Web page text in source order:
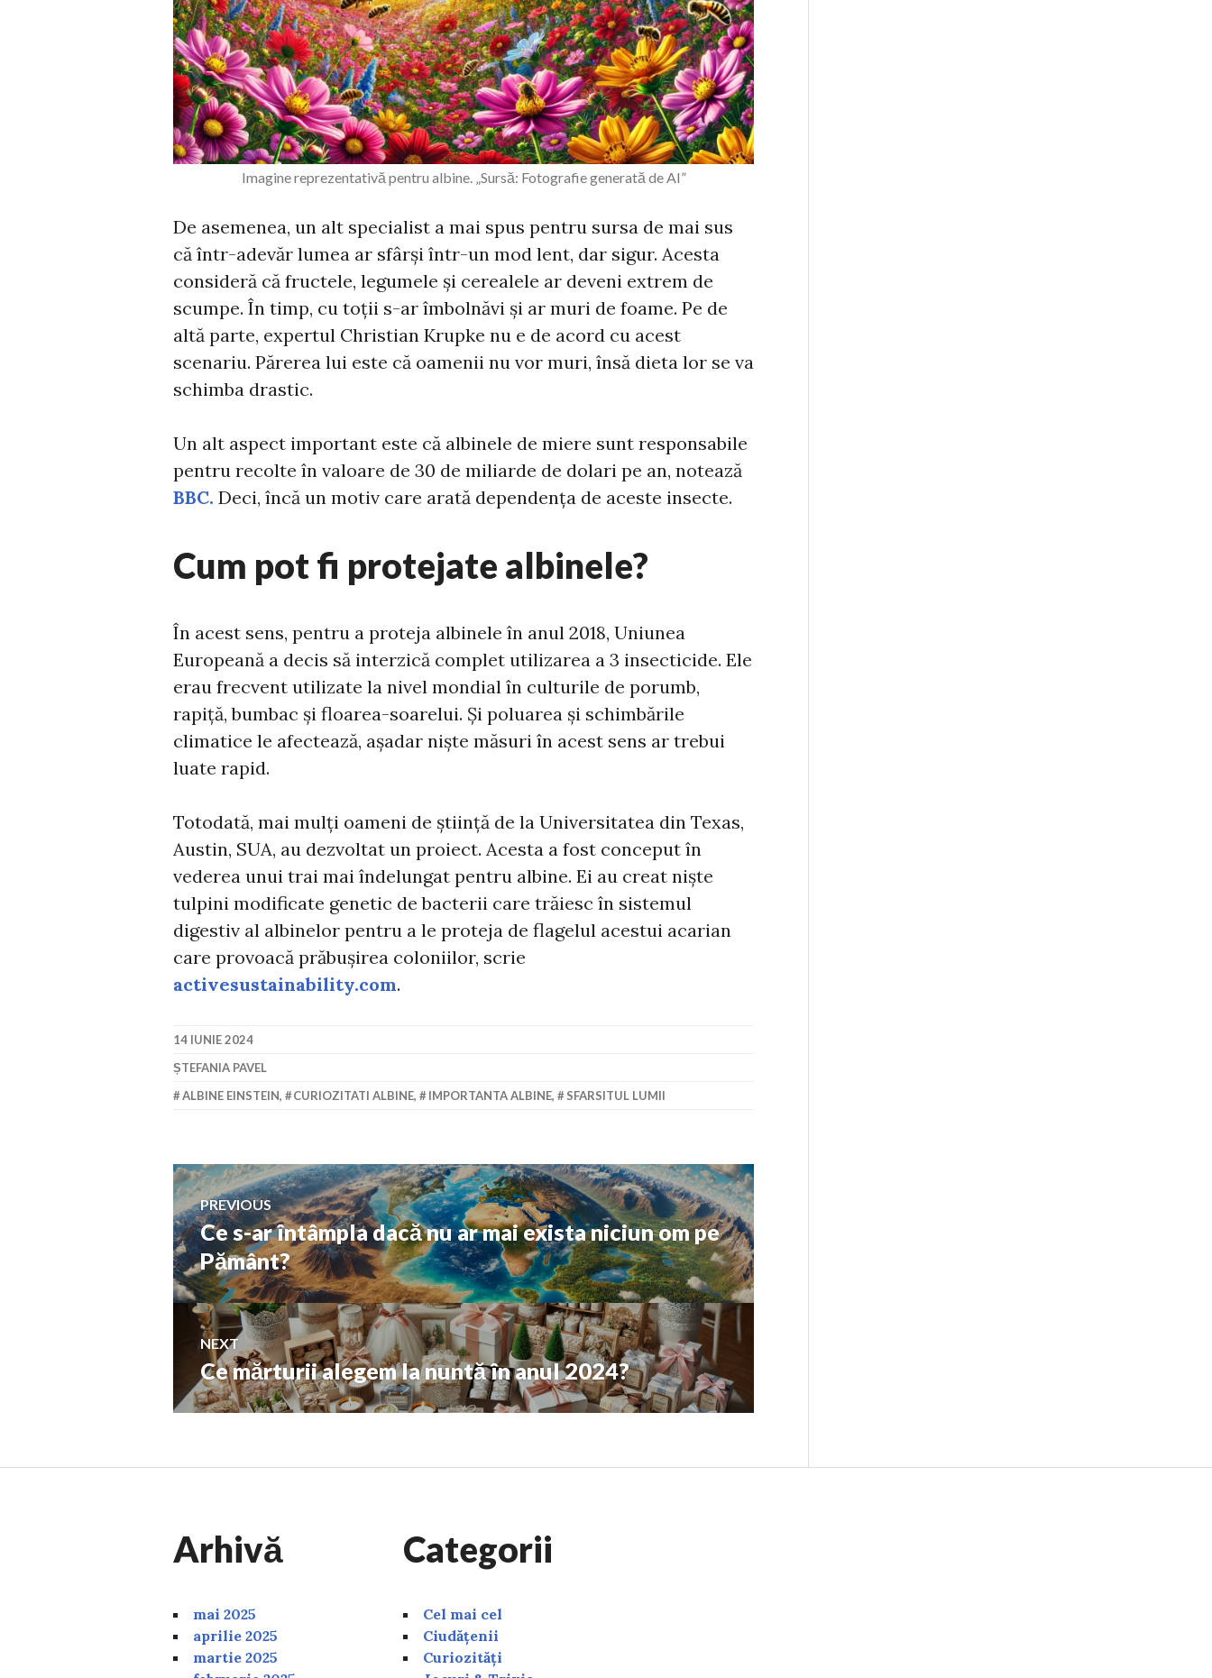
Imagine reprezentativă pentru albine. „Sursă: Fotografie generată de AI”
De asemenea, un alt specialist a mai spus pentru sursa de mai sus
că într-adevăr lumea ar sfârși într-un mod lent, dar sigur. Acesta
consideră că fructele, legumele și cerealele ar deveni extrem de
scumpe. În timp, cu toții s-ar îmbolnăvi și ar muri de foame. Pe de
altă parte, expertul Christian Krupke nu e de acord cu acest
scenariu. Părerea lui este că oamenii nu vor muri, însă dieta lor se va
schimba drastic.
Un alt aspect important este că albinele de miere sunt responsabile
pentru recolte în valoare de 30 de miliarde de dolari pe an, notează
BBC. Deci, încă un motiv care arată dependența de aceste insecte.
Cum pot fi protejate albinele?
În acest sens, pentru a proteja albinele în anul 2018, Uniunea
Europeană a decis să interzică complet utilizarea a 3 insecticide. Ele
erau frecvent utilizate la nivel mondial în culturile de porumb,
rapiță, bumbac și floarea-soarelui. Și poluarea și schimbările
climatice le afectează, așadar niște măsuri în acest sens ar trebui
luate rapid.
Totodată, mai mulți oameni de știință de la Universitatea din Texas,
Austin, SUA, au dezvoltat un proiect. Acesta a fost conceput în
vederea unui trai mai îndelungat pentru albine. Ei au creat niște
tulpini modificate genetic de bacterii care trăiesc în sistemul
digestiv al albinelor pentru a le proteja de flagelul acestui acarian
care provoacă prăbușirea coloniilor, scrie
activesustainability.com.
14 IUNIE 2024
ȘTEFANIA PAVEL
ALBINE EINSTEIN, CURIOZITATI ALBINE, IMPORTANTA ALBINE, SFARSITUL LUMII
Navigare
în
articole
PREVIOUS
Previous
post:
Ce s-ar întâmpla dacă nu ar mai exista niciun om pe
Pământ?
NEXT
Next
post:
Ce mărturii alegem la nuntă în anul 2024?
Arhivă
mai 2025
aprilie 2025
martie 2025
Categorii
Cel mai cel
Ciudățenii
Curiozități